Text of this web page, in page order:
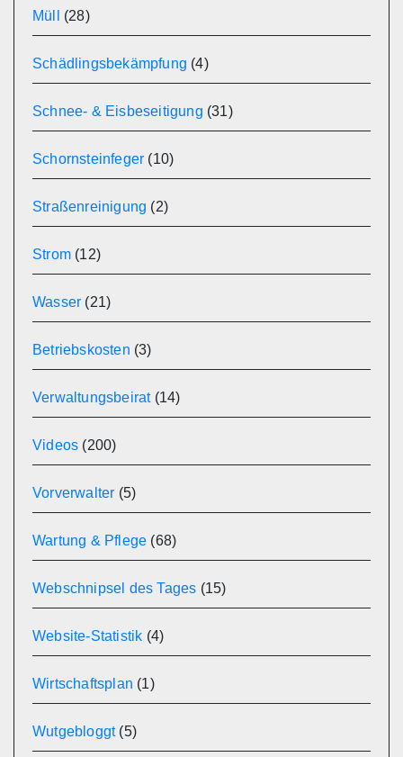
Müll (28)
Schädlingsbekämpfung (4)
Schnee- & Eisbeseitigung (31)
Schornsteinfeger (10)
Straßenreinigung (2)
Strom (12)
Wasser (21)
Betriebskosten (3)
Verwaltungsbeirat(14)
Videos (200)
Vorverwalter (5)
Wartung & Pflege (68)
Webschnipsel des Tages (15)
Website-Statistik (4)
Wirtschaftsplan (1)
Wutgebloggt(5)